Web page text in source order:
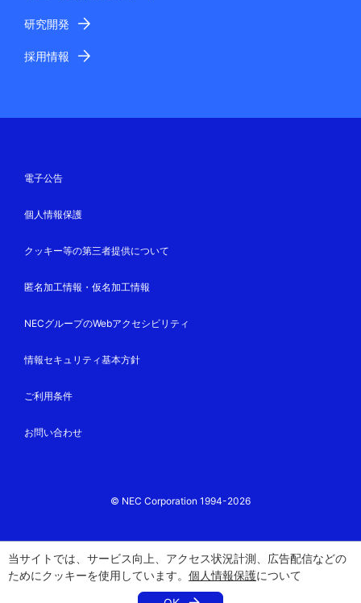
当サイトでは、サービス向上、アクセス状況計測、広告配信などの
ためにクッキーを使用しています。 個人情報保護について
研究開発
採用情報
電子公告
個人情報保護
クッキー等の第三者提供について
匿名加工情報・仮名加工情報
NECグループのWebアクセシビリティ
情報セキュリティ基本方針
ご利用条件
お問い合わせ
© NEC Corporation 1994-2026